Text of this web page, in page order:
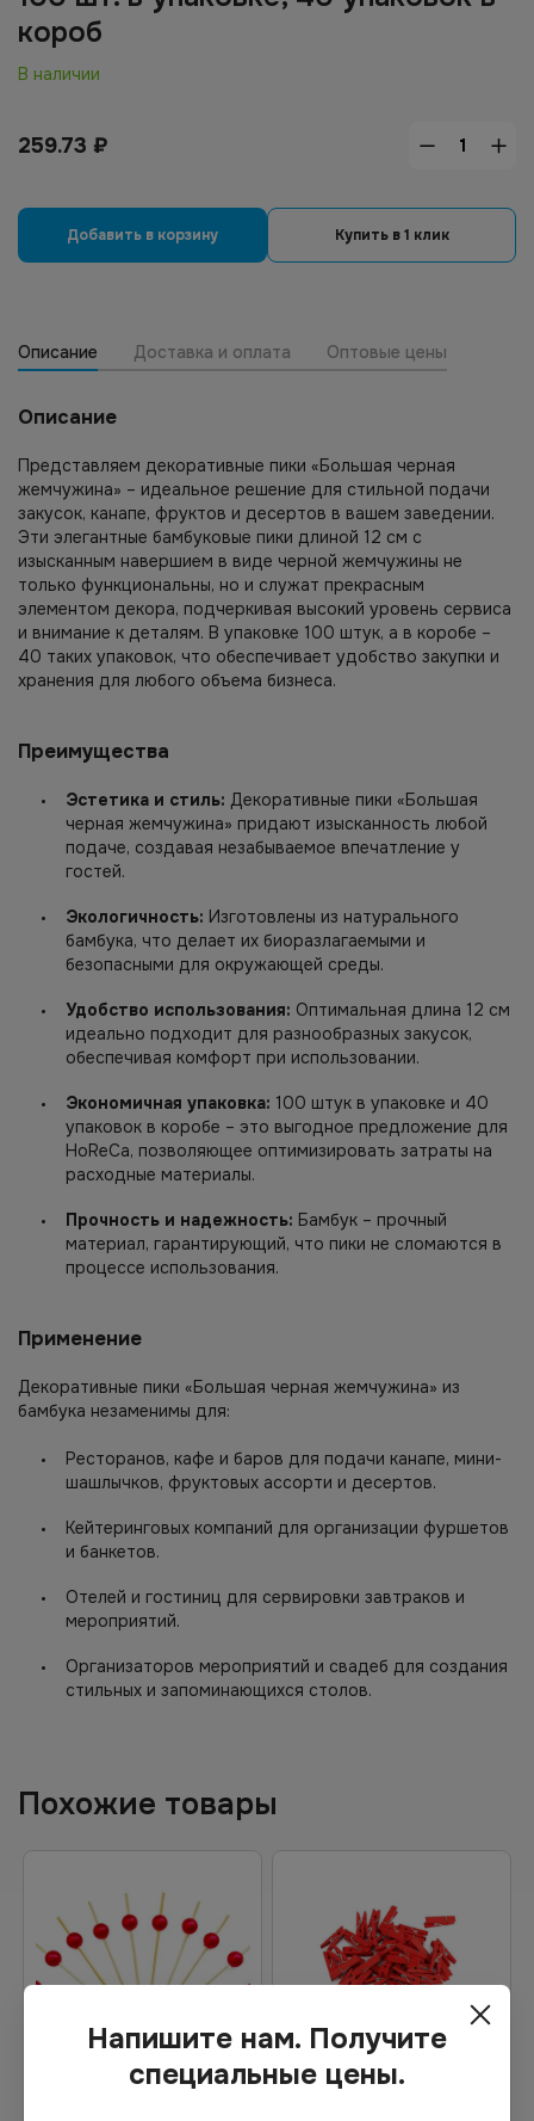
короб
В наличии
259.73 ₽
Добавить в корзину Купить в 1 клик
Описание Доставка и оплата Оптовые цены
Описание
Представляем декоративные пики «Большая черная
жемчужина» – идеальное решение для стильной подачи
закусок, канапе, фруктов и десертов в вашем заведении.
Эти элегантные бамбуковые пики длиной 12 см с
изысканным навершием в виде черной жемчужины не
только функциональны, но и служат прекрасным
элементом декора, подчеркивая высокий уровень сервиса
и внимание к деталям. В упаковке 100 штук, а в коробе –
40 таких упаковок, что обеспечивает удобство закупки и
хранения для любого объема бизнеса.
Преимущества
Эстетика и стиль: Декоративные пики «Большая
черная жемчужина» придают изысканность любой
подаче, создавая незабываемое впечатление у
гостей.
Экологичность: Изготовлены из натурального
бамбука, что делает их биоразлагаемыми и
безопасными для окружающей среды.
Удобство использования: Оптимальная длина 12 см
идеально подходит для разнообразных закусок,
обеспечивая комфорт при использовании.
Экономичная упаковка: 100 штук в упаковке и 40
упаковок в коробе – это выгодное предложение для
HoReCa, позволяющее оптимизировать затраты на
расходные материалы.
Прочность и надежность: Бамбук – прочный
материал, гарантирующий, что пики не сломаются в
процессе использования.
Применение
Декоративные пики «Большая черная жемчужина» из
бамбука незаменимы для:
Ресторанов, кафе и баров для подачи канапе, мини-
шашлычков, фруктовых ассорти и десертов.
Кейтеринговых компаний для организации фуршетов
и банкетов.
Отелей и гостиниц для сервировки завтраков и
мероприятий.
Организаторов мероприятий и свадеб для создания
стильных и запоминающихся столов.
Похожие товары
Напишите нам. Получите
специальные цены.